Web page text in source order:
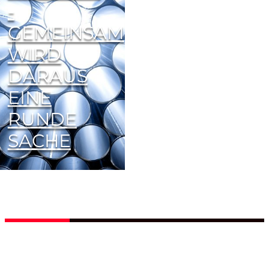
-
GEMEINSAM
WIRD
DARAUS
EINE
RUNDE
SACHE
For Projects
Sache